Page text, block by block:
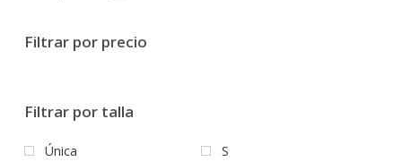
Filtrar por precio
Filtrar por talla
Única
S